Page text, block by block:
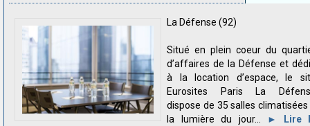
La Défense (92)
Situé en plein coeur du
d’affaires de la Défense et
à la location d’espace, le
Eurosites Paris La
dispose de 35 salles climatisées
la lumière du jour...
► Lire